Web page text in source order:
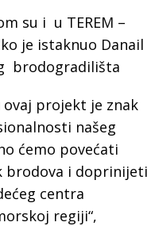
su i u TEREM –
je istaknuo Danail
brodogradilišta
ovaj projekt je znak
našeg
ćemo povećati
brodova i doprinijeti
centra
regiji“,